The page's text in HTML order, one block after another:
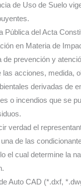
de Uso de Suelo
Pública del Acta
en Materia de
prevención y
acciones, medida,
derivadas de
o incendios que se
verdad el
de las
el cual determine la
Auto CAD (*.dxf,